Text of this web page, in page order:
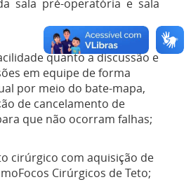
sala pré-operatória e sala
quanto a discussão e
em equipe de forma
por meio do bate-mapa,
de cancelamento de
que não ocorram falhas;
cirúrgico com aquisição de
Focos Cirúrgicos de Teto;